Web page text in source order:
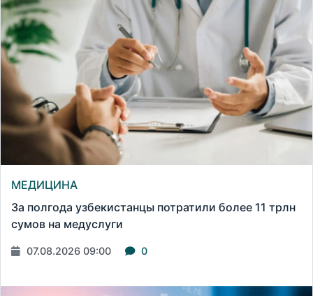
МЕДИЦИНА
За полгода узбекистанцы потратили более 11 трлн
сумов на медуслуги
07.08.2026 09:00 0